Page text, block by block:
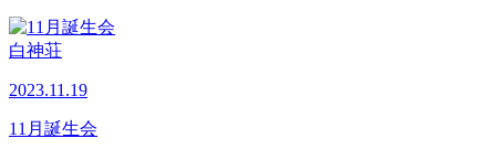
白神荘
2023.11.19
11月誕生会